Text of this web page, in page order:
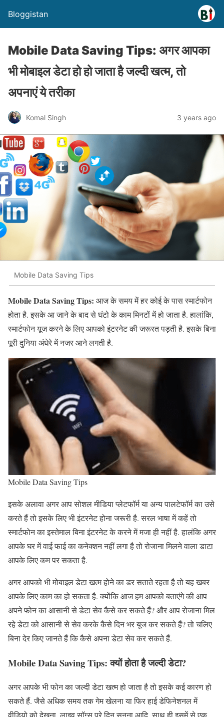
Bloggistan
Mobile Data Saving Tips: अगर आपका
भी मोबाइल डेटा हो हो जाता है जल्दी खत्म, तो
अपनाएं ये तरीका
Komal Singh 3 years ago
Mobile Data Saving Tips
Mobile Data Saving Tips: आज के समय में हर कोई के पास स्मार्टफोन
होता है. इसके आ जाने के बाद से घंटो के काम मिनटों में हो जाता है. हालांकि,
स्मार्टफोन यूज करने के लिए आपको इंटरनेट की जरूरत पड़ती है. इसके बिना
पूरी दुनिया अंधेरे में नजर आने लगती है.
Mobile Data Saving Tips
इसके अलावा अगर आप सोशल मीडिया प्लेटफॉर्म या अन्य पालटेफॉर्म का उसे
करते हैं तो इसके लिए भी इंटरनेट होना जरूरी है. सरल भाषा में कहें तो
स्मार्टफोन का इस्तेमाल बिना इंटरनेट के करने में मजा ही नहीं है. हालंकि अगर
आपके घर में वाई फाई का कनेक्शन नहीं लगा है तो रोजाना मिलने वाला डाटा
आपके लिए कम पर सकता है.
अगर आपको भी मोबाइल डेटा खत्म होने का डर सताते रहता है तो यह खबर
आपके लिए काम का हो सकता है. क्योंकि आज हम आपको बताएंगे की आप
अपने फोन का आसानी से डेटा सेव कैसे कर सकते हैं? और आप रोजाना मिल
रहे डेटा को आसानी से सेव करके कैसे दिन भर यूज कर सकते हैं? तो चलिए
बिना देर किए जानते हैं कि कैसे अपना डेटा सेव कर सकते हैं.
Mobile Data Saving Tips: क्यों होता है जल्दी डेटा?
अगर आपके भी फोन का जल्दी डेटा खत्म हो जाता है तो इसके कई कारण हो
सकते हैं. जैसे अधिक समय तक गेम खेलना या फिर हाई डेफिनेशनल में